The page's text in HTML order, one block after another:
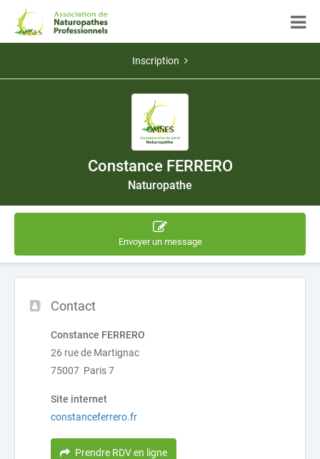
Inscription
Constance FERRERO
Naturopathe
Envoyer un message
Contact
Constance FERRERO
26 rue de Martignac
75007 Paris 7
Site internet
constanceferrero.fr
Prendre RDV en ligne